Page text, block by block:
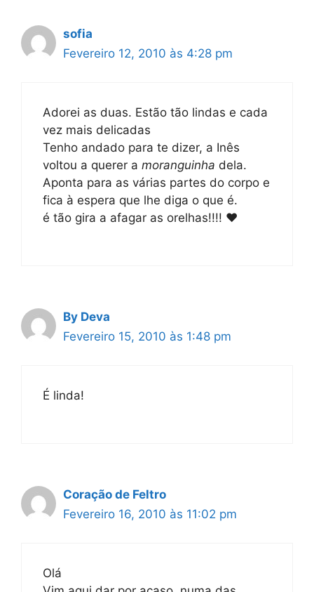
sofia
Fevereiro 12, 2010 às 4:28 pm
Adorei as duas. Estão tão lindas e cada
vez mais delicadas
Tenho andado para te dizer, a Inês
voltou a querer a moranguinha dela.
Aponta para as várias partes do corpo e
fica à espera que lhe diga o que é.
é tão gira a afagar as orelhas!!!! ♥
By Deva
Fevereiro 15, 2010 às 1:48 pm
É linda!
Coração de Feltro
Fevereiro 16, 2010 às 11:02 pm
Olá